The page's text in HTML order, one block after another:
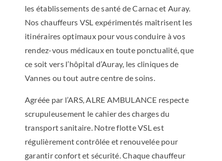
les établissements de santé de Carnac et Auray.
Nos chauffeurs VSL expérimentés maîtrisent les
itinéraires optimaux pour vous conduire à vos
rendez-vous médicaux en toute ponctualité, que
ce soit vers l’hôpital d’Auray, les cliniques de
Vannes ou tout autre centre de soins.
Agréée par l’ARS, ALRE AMBULANCE respecte
scrupuleusement le cahier des charges du
transport sanitaire. Notre flotte VSL est
régulièrement contrôlée et renouvelée pour
garantir confort et sécurité. Chaque chauffeur